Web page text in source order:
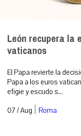
León recupera la
vaticanos
El Papa revierte la
Papa a los euros
efigie y escudo s...
07 / Aug | Roma